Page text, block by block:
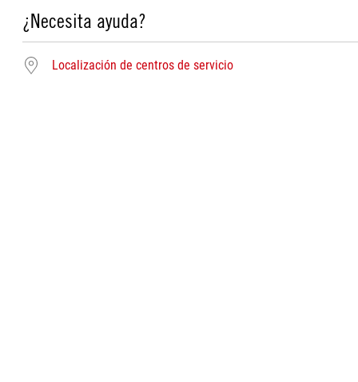
¿Necesita ayuda?
Localización de centros de servicio